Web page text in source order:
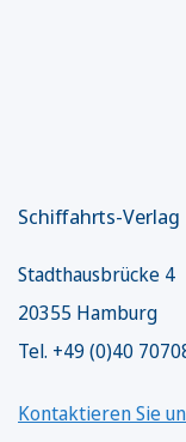
Schiffahrts-Verlag
Stadthausbrücke 4
20355 Hamburg
Tel. +49 (0)40
Kontaktieren Sie